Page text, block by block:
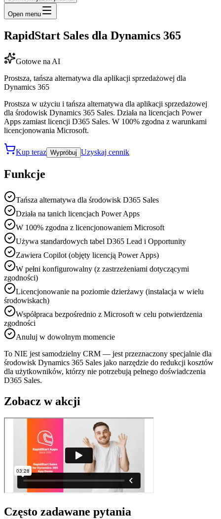
Open menu
RapidStart Sales dla Dynamics 365
Gotowe na AI
Prostsza, tańsza alternatywa dla aplikacji sprzedażowej dla
Dynamics 365
Prostsza w użyciu i tańsza alternatywa dla aplikacji sprzedażowej
dla środowisk Dynamics 365 Sales. Działa na licencjach Power
Apps zamiast licencji D365 Sales. W 100% zgodna z warunkami
licencjonowania Microsoft.
Kup teraz Wypróbuj Uzyskaj cennik
Funkcje
Tańsza alternatywa dla środowisk D365 Sales
Działa na tanich licencjach Power Apps
W 100% zgodna z licencjonowaniem Microsoft
Używa standardowych tabel D365 Lead i Opportunity
Zawiera Copilot (objęty licencją Power Apps)
W pełni konfigurowalny (z zastrzeżeniami dotyczącymi
zgodności)
Licencjonowanie na poziomie dzierżawy (instalacja w wielu
środowiskach)
Współpraca bezpośrednio z Microsoft w celu potwierdzenia
zgodności
Anuluj w dowolnym momencie
To NIE jest samodzielny CRM — jest przeznaczony specjalnie dla
środowisk Dynamics 365 Sales jako narzędzie do redukcji kosztów
dla użytkowników, którzy nie potrzebują pełnego doświadczenia
D365 Sales.
Zobacz w akcji
Często zadawane pytania